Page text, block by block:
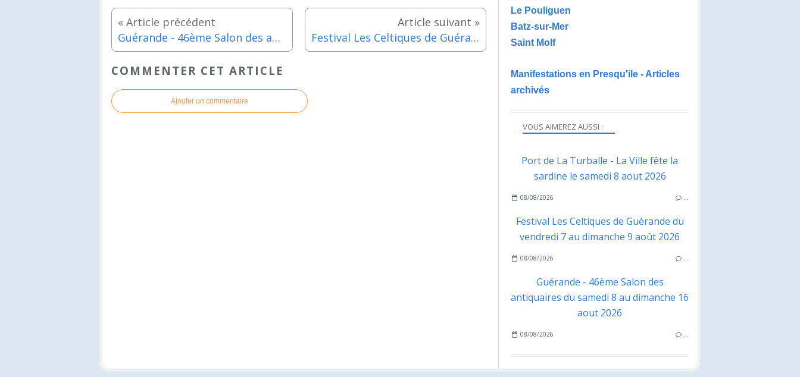
Guérande - 46ème Salon des antiquaires du samedi 8 au dimanche 16 aout 2026 Festival Les Celtiques de Guérande du vendredi 7 au dimanche 9 août 2026
COMMENTER CET ARTICLE
Ajouter un commentaire
VOUS AIMEREZ AUSSI :
Port de La Turballe - La Ville fête la
sardine le samedi 8 aout 2026
08/08/2026 …
Festival Les Celtiques de Guérande du
vendredi 7 au dimanche 9 août 2026
08/08/2026 …
Guérande - 46ème Salon des
antiquaires du samedi 8 au dimanche 16
aout 2026
08/08/2026 …
Le Pouliguen
Batz-sur-Mer
Saint Molf
Manifestations en Presqu'ile - Articles
archivés